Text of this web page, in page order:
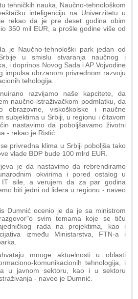
tehničkih nauka, Naučno-tehnološkom
inteligenciju na Univerzitetu u
rekao da je pre deset godina obim
350 mil EUR, a prošle godine više od
je Naučno-tehnološki park jedan od
u smislu stvaranja naučnog i
i doprinos Novog Sada i AP Vojvodine
impulsa ubrzanom privrednom razvoju
tehologija.
razvijamo naše kapcitete, da
naučno-istraživačkom podmlatku, da
obrazovne, viskoškolske i naučne
subjektima u Srbiji, u regionu i čitavom
nastavimo da poboljšavamo životni
- rekao je Ristić.
privredna klima u Srbiji poboljša tako
vlade BDP bude 100 mlrd EUR.
je da nastavimo da rebrendiramo
okvirima i pored ostalog u
IT sile, a verujem da za par godina
biti jedni od lidera u regionu - naveo
Dumnić ocenio je da je sa ministrom
svim temama koje se tiču
rada na projektima, kao i
između Ministarstva, FTN-a i
mnoge aktuelnosti u oblasti
komunikacionih tehnologija, i
u javnom sektoru, kao i u sektoru
- naveo je Dumnić.